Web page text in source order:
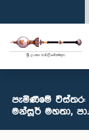
පැමිණීමේ
මන්සූර් මහතා,